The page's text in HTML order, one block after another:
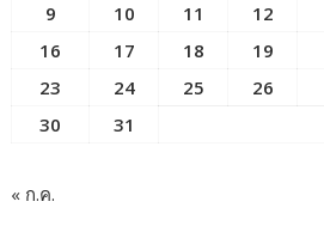
9
10 11 12
16
17 18 19
23
24 25 26
30
31
« ก.ค.